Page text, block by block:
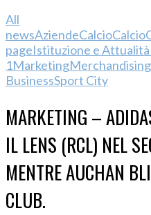
All
newsAziendeCalcioCalcio
pageIstituzione e Attualità
1Marketing
BusinessSport City
MARKETING –
IL LENS (RCL) NEL
MENTRE AUCHAN
CLUB.